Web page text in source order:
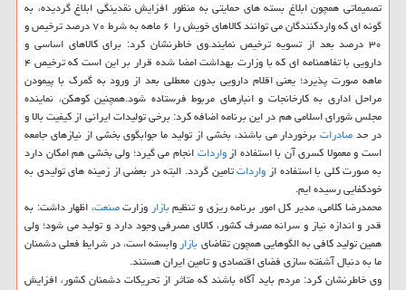
تصمیماتی همچون ابلاغ بسته های حمایتی به منظور افزایش نقدینگی ابلاغ گردیده، به
گونه ای كه واردكنندگان می توانند كالاهای خویش را ۶ ماهه به شرط ۷۰ درصد ترخیص و
۳۰ درصد بعد از تسویه ترخیص نمایند.وی خاطرنشان كرد: برای كالاهای اساسی و
دارویی با تفاهمنامه ای كه با وزارت بهداشت امضا شده قرار بر این است كه ترخیص ۴
ماهه صورت پذیرد؛ یعنی اقلام دارویی بدون معطلی بعد از ورود به گمرك با پیمودن
مراحل اداری به كارخانجات و انبارهای مربوط فرستاده شود.همچنین كوهكن، نماینده
مجلس شورای اسلامی هم در این برنامه اضافه كرد: برخی تولیدات ایرانی از كیفیت بالا و
در حدصادراتبرخوردار می باشند، بخشی از تولید ما جوابگوی بخشی از نیازهای جامعه
است و معمولا كسری آن با استفاده ازوارداتانجام می گیرد؛ ولی بخشی هم امكان دارد
به صورت كلی با استفاده ازوارداتتامین گردد. البته در بعضی از زمینه های تولیدی به
خودكفایی رسیده ایم.
محمدرضا كلامی، مدیر كل امور برنامه ریزی و تنظیمبازاروزارتصنعت، اظهار داشت: به
قدر و اندازه نیاز و سرانه مصرف كشور، كالای مصرفی وجود دارد و تولید می شود؛ ولی
همین تولید كافی به الگوهایی همچون تقاضایبازاروابسته است، در شرایط فعلی دشمنان
ما به دنبال آشفته سازی فضای اقتصادی و تامین ایران هستند.
وی خاطرنشان كرد: مردم باید آگاه باشند كه متاثر از تحریكات دشمنان كشور، افزایش